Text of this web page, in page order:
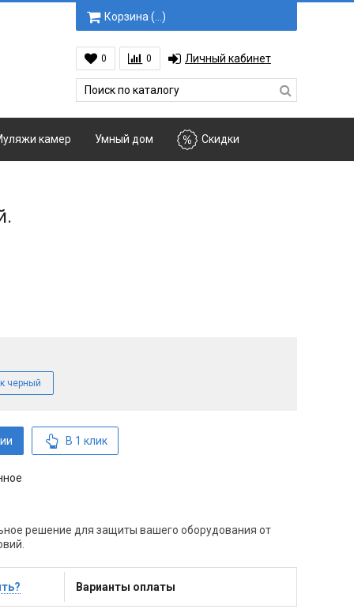
Корзина ( )
0 0 Личный кабинет
камер Умный дом Скидки
черный
В 1 клик
решение для защиты вашего оборудования от
Варианты оплаты